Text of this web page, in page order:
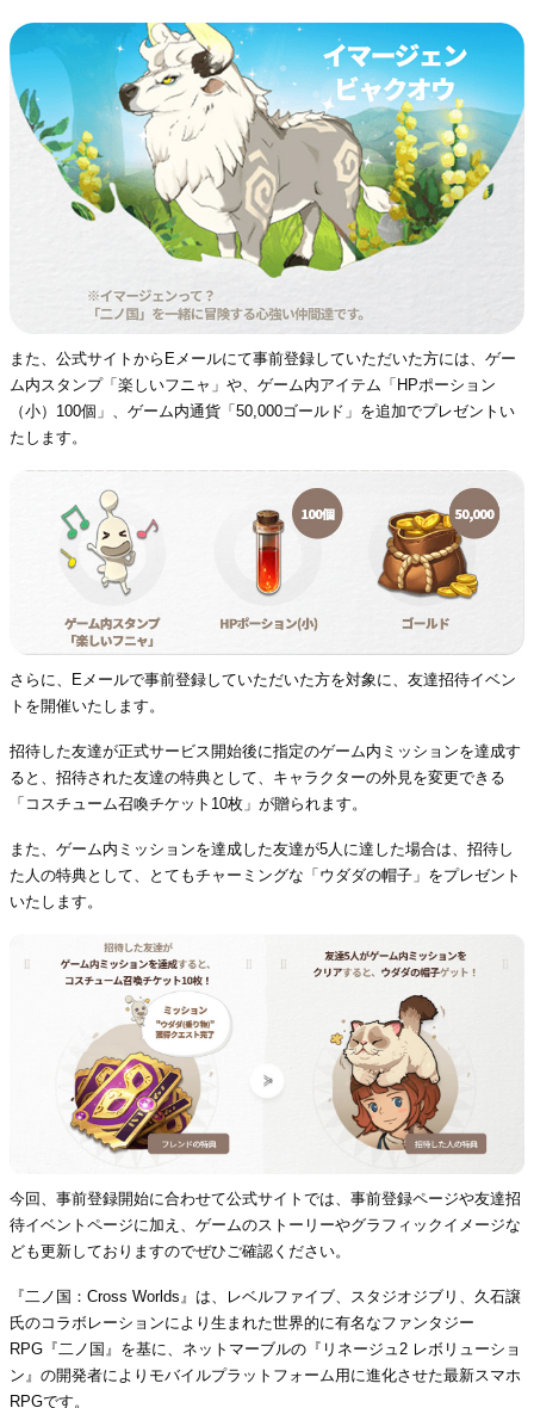
また、公式サイトからEメールにて事前登録していただいた方には、ゲー
ム内スタンプ「楽しいフニャ」や、ゲーム内アイテム「HPポーション
（小）100個」、ゲーム内通貨「50,000ゴールド」を追加でプレゼントい
たします。
さらに、Eメールで事前登録していただいた方を対象に、友達招待イベン
トを開催いたします。
招待した友達が正式サービス開始後に指定のゲーム内ミッションを達成す
ると、招待された友達の特典として、キャラクターの外見を変更できる
「コスチューム召喚チケット10枚」が贈られます。
また、ゲーム内ミッションを達成した友達が5人に達した場合は、招待し
た人の特典として、とてもチャーミングな「ウダダの帽子」をプレゼント
いたします。
今回、事前登録開始に合わせて公式サイトでは、事前登録ページや友達招
待イベントページに加え、ゲームのストーリーやグラフィックイメージな
ども更新しておりますのでぜひご確認ください。
『二ノ国：Cross Worlds』は、レベルファイブ、スタジオジブリ、久石譲
氏のコラボレーションにより生まれた世界的に有名なファンタジー
RPG『二ノ国』を基に、ネットマーブルの『リネージュ2 レボリューショ
ン』の開発者によりモバイルプラットフォーム用に進化させた最新スマホ
RPGです。